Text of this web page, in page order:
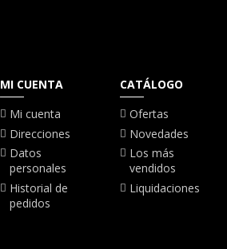
MI CUENTA
Mi cuenta
Direcciones
Datos
personales
Historial de
pedidos
CATÁLOGO
Ofertas
Novedades
Los más
vendidos
Liquidaciones